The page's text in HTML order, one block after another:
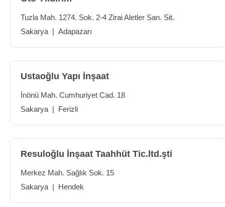
Tuzla Mah. 1274. Sok. 2-4 Zirai Aletler San. Sit.
Sakarya | Adapazarı
Ustaoğlu Yapı İnşaat
İnönü Mah. Cumhuriyet Cad. 18
Sakarya | Ferizli
Resuloğlu İnşaat Taahhüt Tic.ltd.şti
Merkez Mah. Sağlık Sok. 15
Sakarya | Hendek